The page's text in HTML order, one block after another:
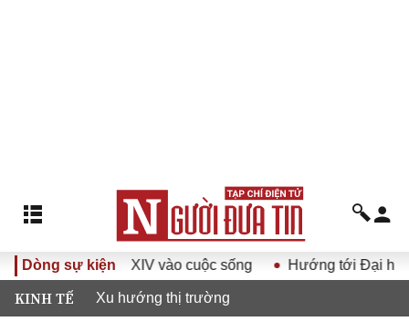
Dòng sự kiện
Đảng XIV vào cuộc sống Hướng tới Đại hội đại biểu
KINH TẾ Xu hướng thị trường